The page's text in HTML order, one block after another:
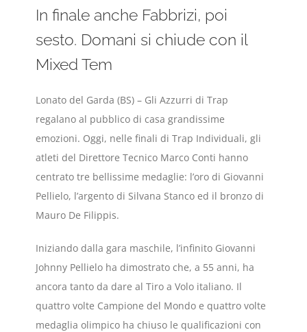
In finale anche Fabbrizi, poi
sesto. Domani si chiude con il
Mixed Tem
Lonato del Garda (BS) – Gli Azzurri di Trap
regalano al pubblico di casa grandissime
emozioni. Oggi, nelle finali di Trap Individuali, gli
atleti del Direttore Tecnico Marco Conti hanno
centrato tre bellissime medaglie: l’oro di Giovanni
Pellielo, l’argento di Silvana Stanco ed il bronzo di
Mauro De Filippis.
Iniziando dalla gara maschile, l’infinito Giovanni
Johnny Pellielo ha dimostrato che, a 55 anni, ha
ancora tanto da dare al Tiro a Volo italiano. Il
quattro volte Campione del Mondo e quattro volte
medaglia olimpico ha chiuso le qualificazioni con